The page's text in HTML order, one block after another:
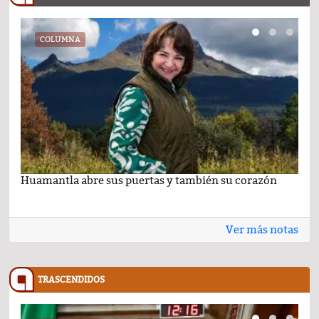
COLUMNA
Huamantla abre sus puertas y también su corazón
Ver más notas
TRASCENDIDOS